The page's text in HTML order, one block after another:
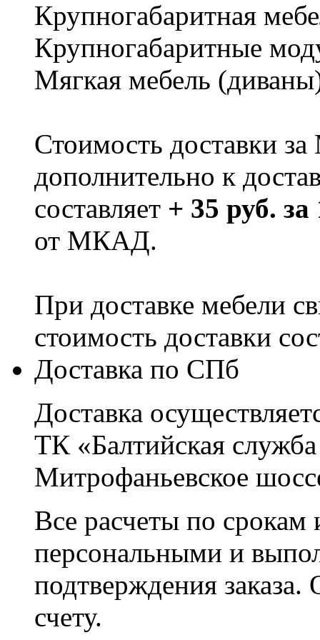
Крупногабаритная
Крупногабаритные
Мягкая мебель
Стоимость доставки
дополнительно к
составляет + 35 руб.
от МКАД.
При доставке мебели
стоимость доставки
Доставка по СПб
Доставка
ТК «Балтийская
Митрофаньевское
Все расчеты по срокам
персональными и
подтверждения заказа.
счету.